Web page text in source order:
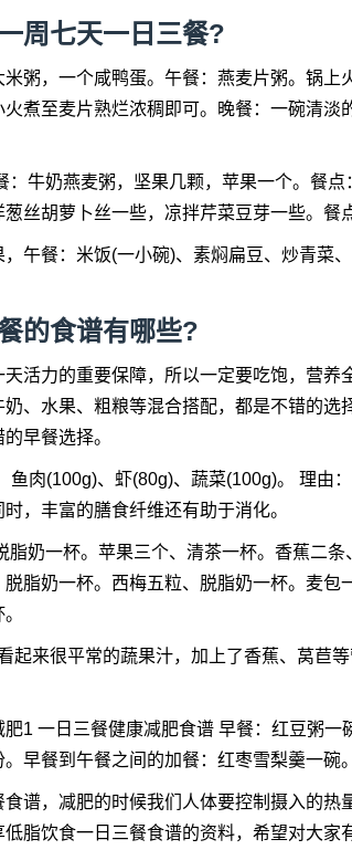
周七天一日三餐?
粥，一个咸鸭蛋。午餐：燕麦片粥。锅上
火煮至麦片熟烂浓稠即可。晚餐：一碗清淡
：牛奶燕麦粥，坚果几颗，苹果一个。餐
丝胡萝卜丝一些，凉拌芹菜豆芽一些。餐
午餐：米饭(一小碗)、素焖扁豆、炒青菜
的食谱有哪些?
活力的重要保障，所以一定要吃饱，营养
、水果、粗粮等混合搭配，都是不错的选
早餐选择。
鱼肉(100g)、虾(80g)、蔬菜(100g)。 理由
，丰富的膳食纤维还有助于消化。
脂奶一杯。苹果三个、清茶一杯。香蕉二
脂奶一杯。西梅五粒、脱脂奶一杯。麦包
起来很平常的蔬果汁，加上了香蕉、莴苣
1 一日三餐健康减肥食谱 早餐：红豆粥一
早餐到午餐之间的加餐：红枣雪梨羹一碗。
谱，减肥的时候我们人体要控制摄入的热
脂饮食一日三餐食谱的资料，希望对大家